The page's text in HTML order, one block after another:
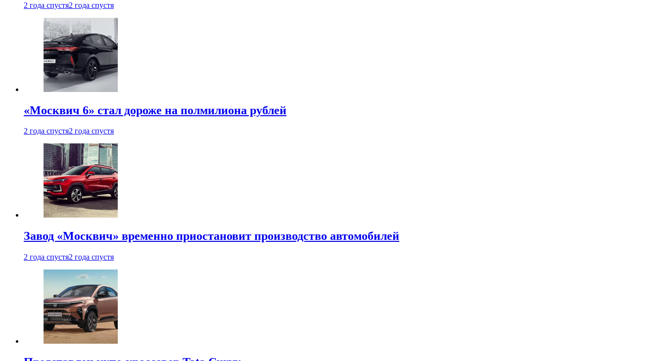
2 года спустя2 года спустя
«Москвич 6» стал дороже на полмилиона рублей
2 года спустя2 года спустя
Завод «Москвич» временно приостановит производство автомобилей
2 года спустя2 года спустя